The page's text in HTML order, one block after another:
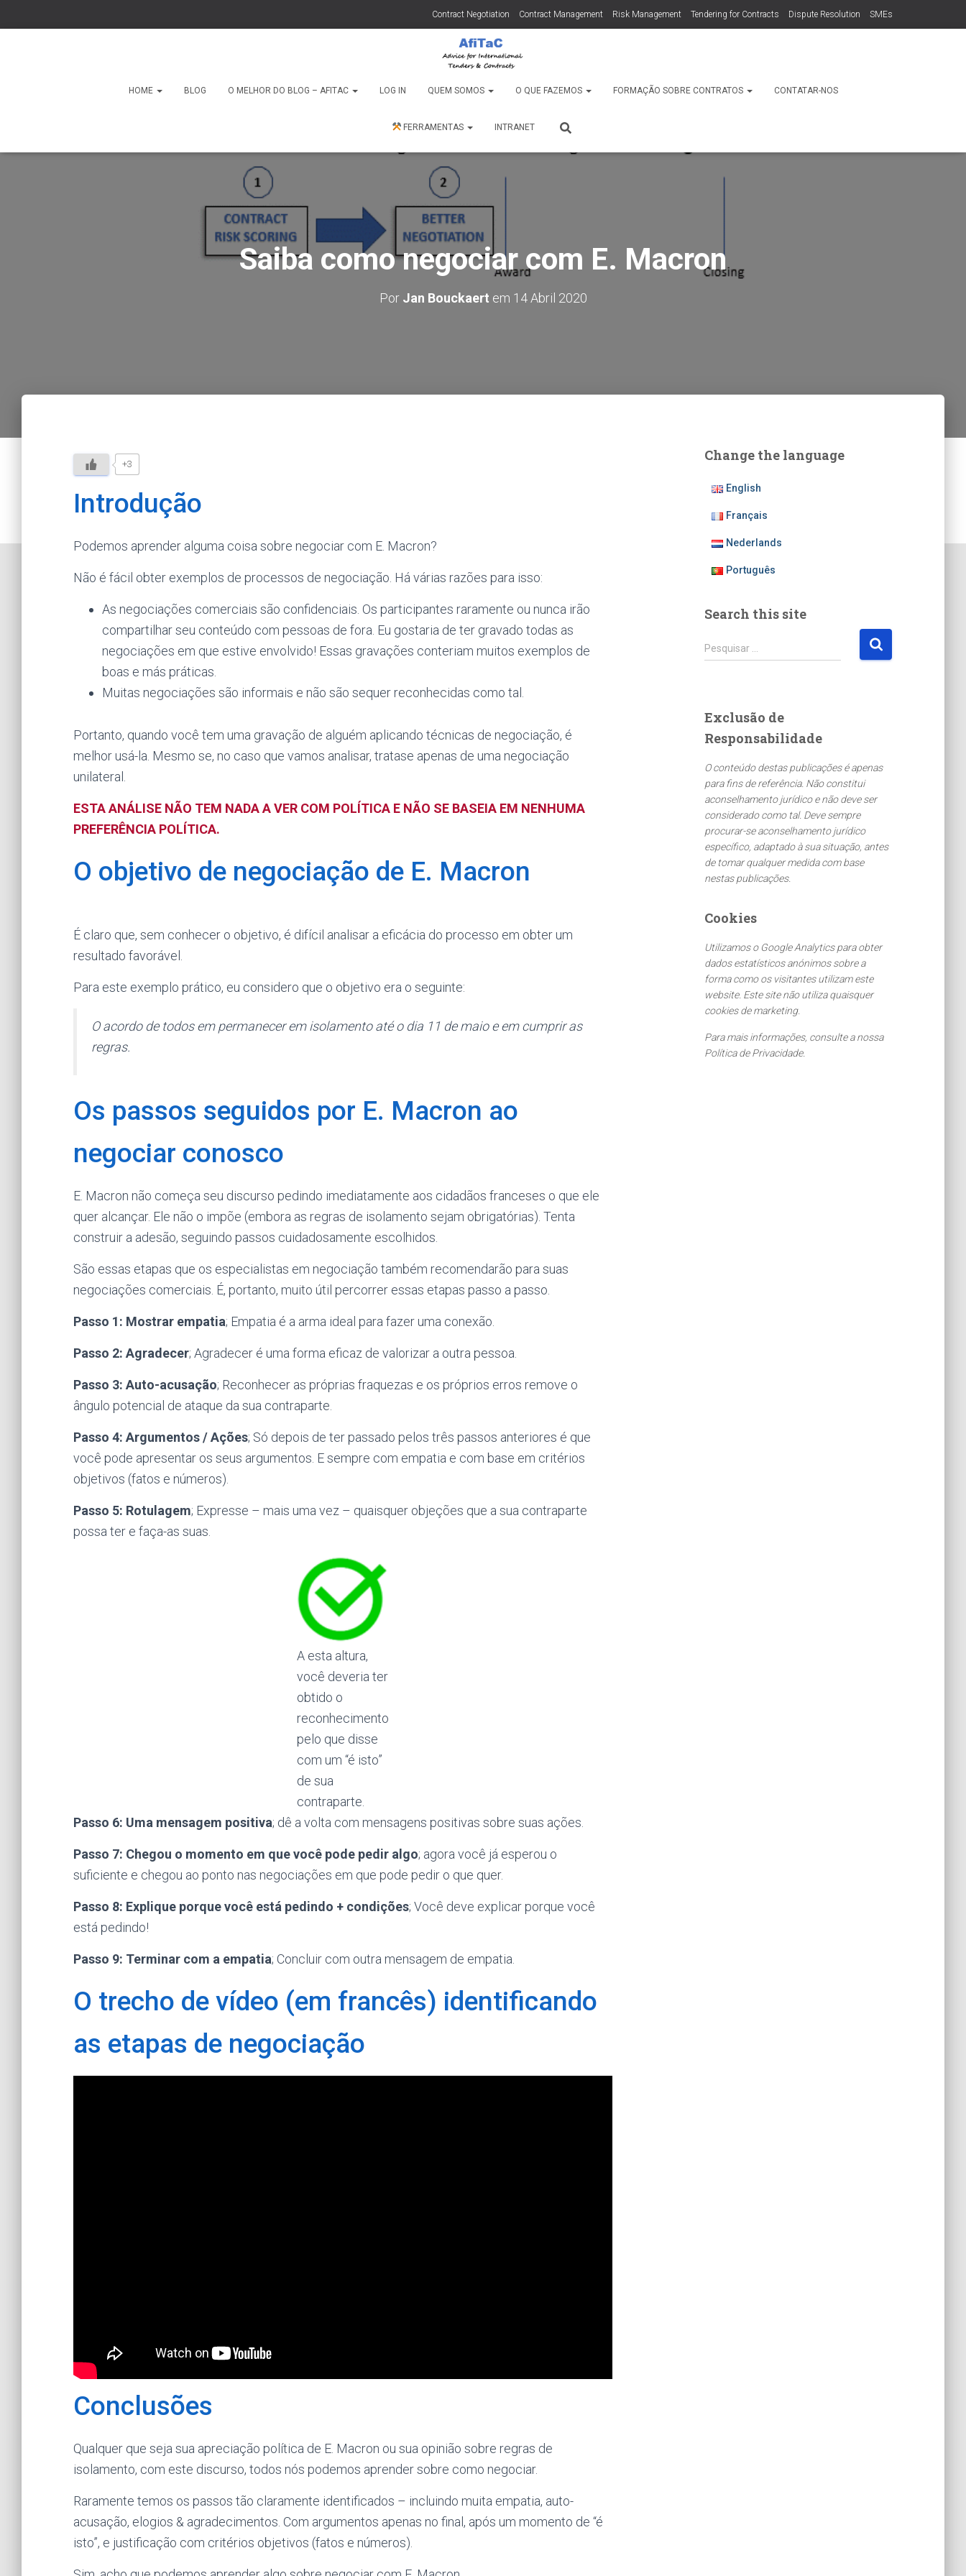
Contract Negotiation Contract Management Risk Management Tendering for Contracts Dispute Resolution SMEs
HOME BLOG O MELHOR DO BLOG – AFITAC LOG IN QUEM SOMOS O QUE FAZEMOS FORMAÇÃO SOBRE CONTRATOS CONTATAR-NOS
FERRAMENTAS INTRANET
Saiba como negociar com E. Macron
Por Jan Bouckaert em 14 Abril 2020
+3
Introdução
Podemos aprender alguma coisa sobre negociar com E. Macron?
Não é fácil obter exemplos de processos de negociação. Há várias razões para isso:
As negociações comerciais são confidenciais. Os participantes raramente ou nunca irão
compartilhar seu conteúdo com pessoas de fora. Eu gostaria de ter gravado todas as
negociações em que estive envolvido! Essas gravações conteriam muitos exemplos de
boas e más práticas.
Muitas negociações são informais e não são sequer reconhecidas como tal.
Portanto, quando você tem uma gravação de alguém aplicando técnicas de negociação, é
melhor usá-la. Mesmo se, no caso que vamos analisar, tratase apenas de uma negociação
unilateral.
ESTA ANÁLISE NÃO TEM NADA A VER COM POLÍTICA E NÃO SE BASEIA EM NENHUMA
PREFERÊNCIA POLÍTICA.
O objetivo de negociação de E. Macron
É claro que, sem conhecer o objetivo, é difícil analisar a eficácia do processo em obter um
resultado favorável.
Para este exemplo prático, eu considero que o objetivo era o seguinte:
O acordo de todos em permanecer em isolamento até o dia 11 de maio e em cumprir as
regras.
Os passos seguidos por E. Macron ao
negociar conosco
E. Macron não começa seu discurso pedindo imediatamente aos cidadãos franceses o que ele
quer alcançar. Ele não o impõe (embora as regras de isolamento sejam obrigatórias). Tenta
construir a adesão, seguindo passos cuidadosamente escolhidos.
São essas etapas que os especialistas em negociação também recomendarão para suas
negociações comerciais. É, portanto, muito útil percorrer essas etapas passo a passo.
Passo 1: Mostrar empatia; Empatia é a arma ideal para fazer uma conexão.
Passo 2: Agradecer; Agradecer é uma forma eficaz de valorizar a outra pessoa.
Passo 3: Auto-acusação; Reconhecer as próprias fraquezas e os próprios erros remove o
ângulo potencial de ataque da sua contraparte.
Passo 4: Argumentos / Ações; Só depois de ter passado pelos três passos anteriores é que
você pode apresentar os seus argumentos. E sempre com empatia e com base em critérios
objetivos (fatos e números).
Passo 5: Rotulagem; Expresse – mais uma vez – quaisquer objeções que a sua contraparte
possa ter e faça-as suas.
A esta altura,
você deveria ter
obtido o
reconhecimento
pelo que disse
com um “é isto”
de sua
contraparte.
Passo 6: Uma mensagem positiva; dê a volta com mensagens positivas sobre suas ações.
Passo 7: Chegou o momento em que você pode pedir algo; agora você já esperou o
suficiente e chegou ao ponto nas negociações em que pode pedir o que quer.
Passo 8: Explique porque você está pedindo + condições; Você deve explicar porque você
está pedindo!
Passo 9: Terminar com a empatia; Concluir com outra mensagem de empatia.
O trecho de vídeo (em francês) identificando
as etapas de negociação
Conclusões
Qualquer que seja sua apreciação política de E. Macron ou sua opinião sobre regras de
isolamento, com este discurso, todos nós podemos aprender sobre como negociar.
Raramente temos os passos tão claramente identificados – incluindo muita empatia, auto-
acusação, elogios & agradecimentos. Com argumentos apenas no final, após um momento de “é
isto”, e justificação com critérios objetivos (fatos e números).
Change the language
English
Français
Nederlands
Português
Search this site
P
e
i
s
r
p
o
r
:
Pesquisar …
Exclusão de
Responsabilidade
O conteúdo destas publicações é apenas
para fins de referência. Não constitui
aconselhamento jurídico e não deve ser
considerado como tal. Deve sempre
procurar-se aconselhamento jurídico
específico, adaptado à sua situação, antes
de tomar qualquer medida com base
nestas publicações.
Cookies
Utilizamos o Google Analytics para obter
dados estatísticos anónimos sobre a
forma como os visitantes utilizam este
website. Este site não utiliza quaisquer
cookies de marketing.
Para mais informações, consulte a nossa
Política de Privacidade.